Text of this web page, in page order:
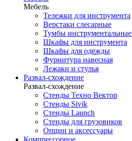
Мебель
Тележки для инструмента
Верстаки слесарные
Тумбы инструментальные
Шкафы для инструмента
Шкафы для одежды
Фурнитура навесная
Лежаки и стулья
Развал-схождение
Развал-схождение
Стенды Техно Вектор
Стенды Sivik
Стенды Launch
Стенды для грузовиков
Опции и аксессуары
Компрессорное